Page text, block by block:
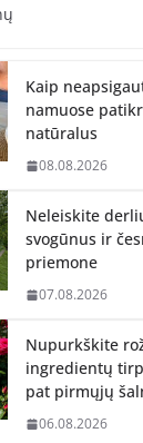
Kaip
namuose
natūralus
08.08.2026
Neleiskite
svogūnus ir
priemone
07.08.2026
Nupurkškite
ingredientų
pat pirmųjų
06.08.2026